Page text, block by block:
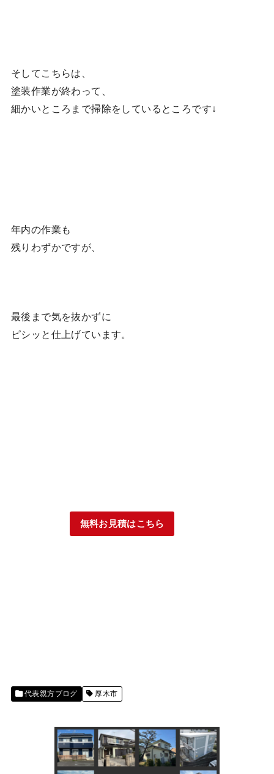
そしてこちらは、
塗装作業が終わって、
細かいところまで掃除をしているところです↓
年内の作業も
残りわずかですが、
最後まで気を抜かずに
ピシッと仕上げています。
無料お見積はこちら
代表親方ブログ 厚木市